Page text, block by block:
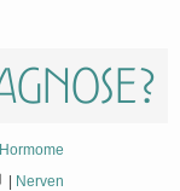
Hormome
| Nerven